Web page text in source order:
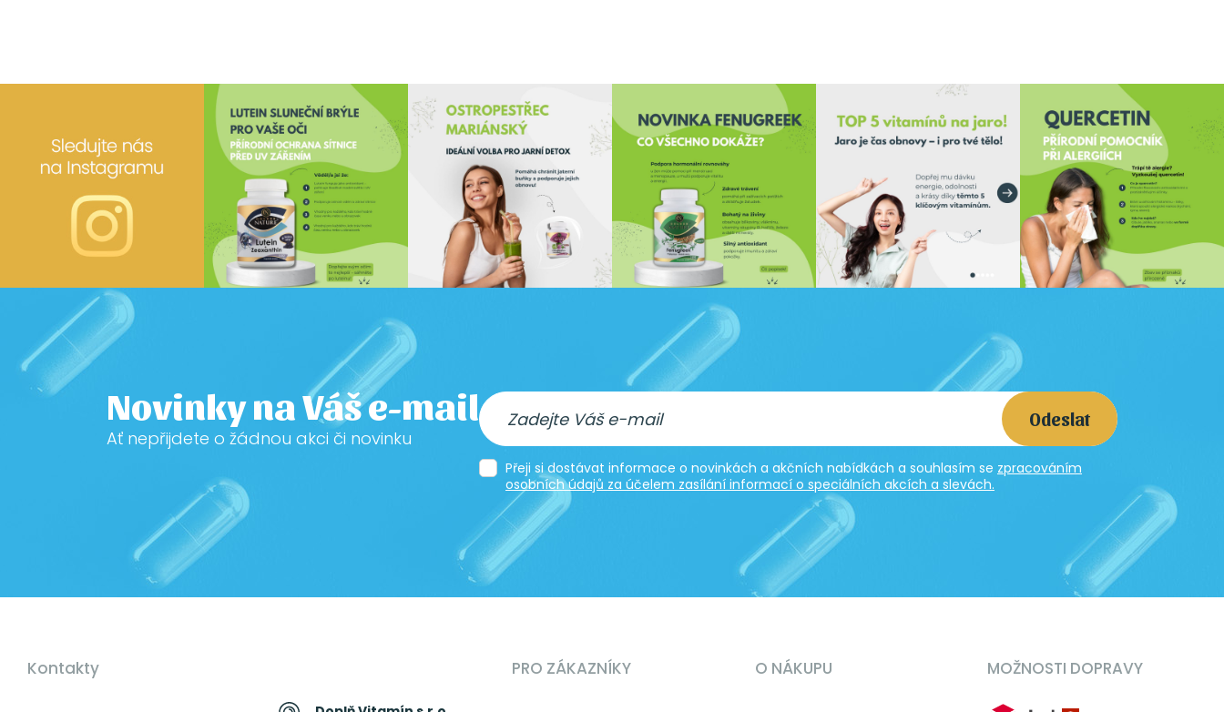
Novinky na Váš e-mail
Ať nepřijdete o žádnou akci či novinku
Odeslat
Přeji si dostávat informace o novinkách a akčních nabídkách a souhlasím se zpracováním
osobních údajů za účelem zasílání informací o speciálních akcích a slevách.
Kontakty PRO ZÁKAZNÍKY O NÁKUPU MOŽNOSTI DOPRAVY